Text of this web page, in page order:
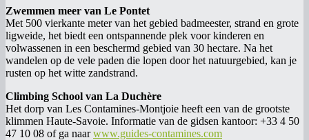
Zwemmen meer van Le Pontet
Met 500 vierkante meter van het gebied badmeester, strand en grote
ligweide, het biedt een ontspannende plek voor kinderen en
volwassenen in een beschermd gebied van 30 hectare. Na het
wandelen op de vele paden die lopen door het natuurgebied, kan je
rusten op het witte zandstrand.
Climbing School van La Duchère
Het dorp van Les Contamines-Montjoie heeft een van de grootste
klimmen Haute-Savoie. Informatie van de gidsen kantoor: +33 4 50
47 10 08 of ga naarwww.guides-contamines.com